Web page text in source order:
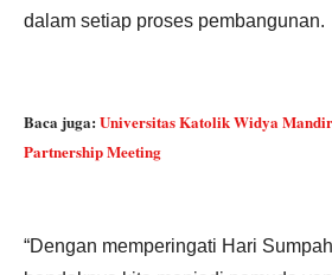
dalam setiap proses pembangunan.
Baca juga: Universitas Katolik Widya
Partnership Meeting
“Dengan memperingati Hari